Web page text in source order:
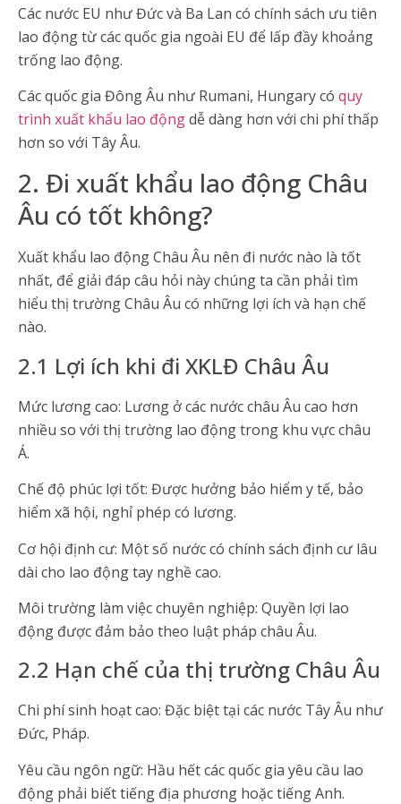
Các nước EU như Đức và Ba Lan có chính sách ưu tiên
lao động từ các quốc gia ngoài EU để lấp đầy khoảng
trống lao động.
Các quốc gia Đông Âu như Rumani, Hungary có quy
trình xuất khẩu lao độngdễ dàng hơn với chi phí thấp
hơn so với Tây Âu.
2. Đi xuất khẩu lao động Châu
Âu có tốt không?
Xuất khẩu lao động Châu Âu nên đi nước nào là tốt
nhất, để giải đáp câu hỏi này chúng ta cần phải tìm
hiểu thị trường Châu Âu có những lợi ích và hạn chế
nào.
2.1 Lợi ích khi đi XKLĐ Châu Âu
Mức lương cao: Lương ở các nước châu Âu cao hơn
nhiều so với thị trường lao động trong khu vực châu
Á.
Chế độ phúc lợi tốt: Được hưởng bảo hiểm y tế, bảo
hiểm xã hội, nghỉ phép có lương.
Cơ hội định cư: Một số nước có chính sách định cư lâu
dài cho lao động tay nghề cao.
Môi trường làm việc chuyên nghiệp: Quyền lợi lao
động được đảm bảo theo luật pháp châu Âu.
2.2 Hạn chế của thị trường Châu Âu
Chi phí sinh hoạt cao: Đặc biệt tại các nước Tây Âu như
Đức, Pháp.
Yêu cầu ngôn ngữ: Hầu hết các quốc gia yêu cầu lao
động phải biết tiếng địa phương hoặc tiếng Anh.